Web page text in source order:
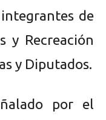
de
y Recreación
y Diputados.
por el